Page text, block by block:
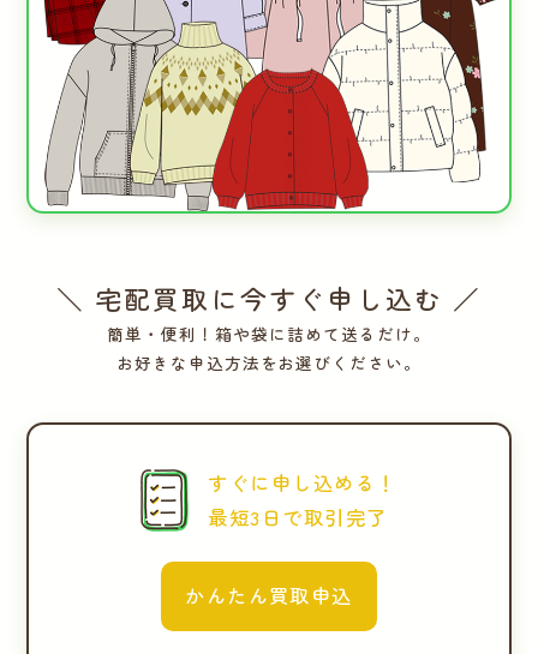
＼ 宅配買取に今すぐ申し込む ／
簡単・便利！箱や袋に詰めて送るだけ。
お好きな申込方法をお選びください。
すぐに申し込める！
最短3日で取引完了
かんたん買取申込